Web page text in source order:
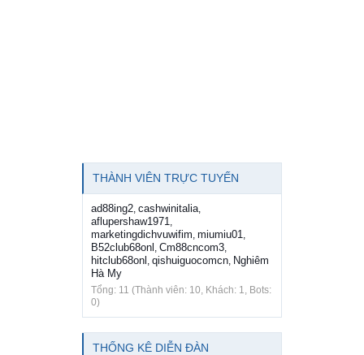
THÀNH VIÊN TRỰC TUYẾN
ad88ing2 cashwinitalia
aflupershaw1971
marketingdichvuwifim miumiu01
B52club68onl Cm88cncom3
hitclub68onl qishuiguocomcn Nghiêm
Hà My
Tổng: 11 (Thành viên: 10, Khách: 1, Bots:
0)
THỐNG KÊ DIỄN ĐÀN